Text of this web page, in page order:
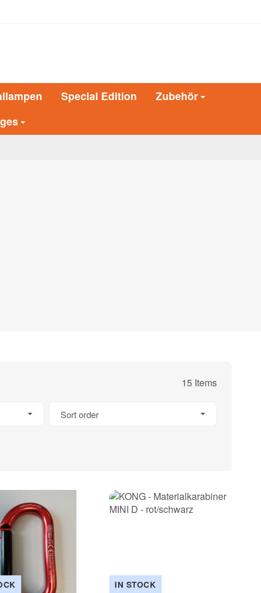
Special Edition
Zubehör
15 Items
Sort order
IN STOCK